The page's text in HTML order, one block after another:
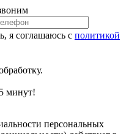
я соглашаюсь с политикой
минут!
персональных